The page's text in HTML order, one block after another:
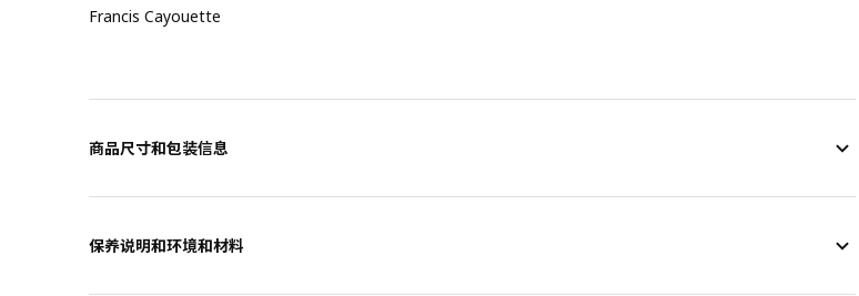
Francis Cayouette
商品尺寸和包装信息
保养说明和环境和材料